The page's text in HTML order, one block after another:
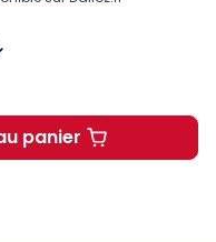
panier
Dalloz Actualité à